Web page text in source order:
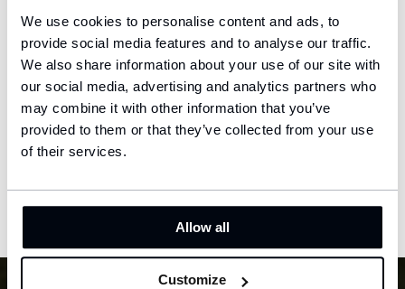
We use cookies to personalise content and ads, to
provide social media features and to analyse our traffic.
We also share information about your use of our site with
our social media, advertising and analytics partners who
may combine it with other information that you’ve
provided to them or that they’ve collected from your use
of their services.
Allow all
Customize
Fotbalové chrániče - Light
vlastní design
$77
Fotbalové chrániče -
vlastní design
$73
your location.
United States (USD)
Ship to
English
Language
CONFIRM